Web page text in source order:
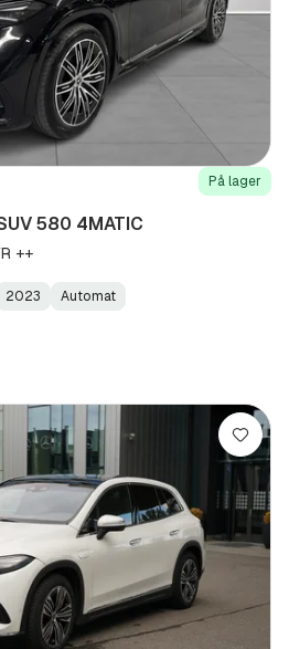
På lager
580 4MATIC
++
2023
Automat
Lagre